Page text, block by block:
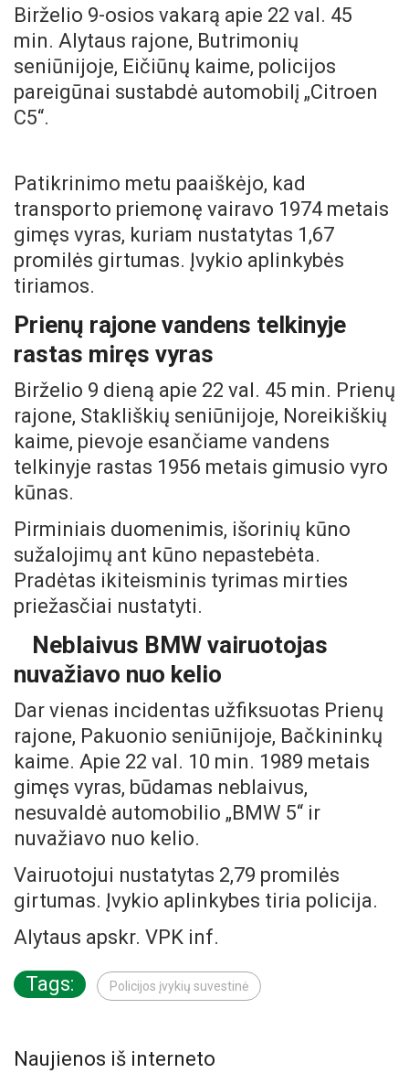
Birželio 9-osios vakarą apie 22 val. 45
min. Alytaus rajone, Butrimonių
seniūnijoje, Eičiūnų kaime, policijos
pareigūnai sustabdė automobilį „Citroen
C5“.
Patikrinimo metu paaiškėjo, kad
transporto priemonę vairavo 1974 metais
gimęs vyras, kuriam nustatytas 1,67
promilės girtumas. Įvykio aplinkybės
tiriamos.
Prienų rajone vandens telkinyje
rastas miręs vyras
Birželio 9 dieną apie 22 val. 45 min. Prienų
rajone, Stakliškių seniūnijoje, Noreikiškių
kaime, pievoje esančiame vandens
telkinyje rastas 1956 metais gimusio vyro
kūnas.
Pirminiais duomenimis, išorinių kūno
sužalojimų ant kūno nepastebėta.
Pradėtas ikiteisminis tyrimas mirties
priežasčiai nustatyti.
Neblaivus BMW vairuotojas
nuvažiavo nuo kelio
Dar vienas incidentas užfiksuotas Prienų
rajone, Pakuonio seniūnijoje, Bačkininkų
kaime. Apie 22 val. 10 min. 1989 metais
gimęs vyras, būdamas neblaivus,
nesuvaldė automobilio „BMW 5“ ir
nuvažiavo nuo kelio.
Vairuotojui nustatytas 2,79 promilės
girtumas. Įvykio aplinkybes tiria policija.
Alytaus apskr. VPK inf.
Tags: Policijos įvykių suvestinė
Naujienos iš interneto